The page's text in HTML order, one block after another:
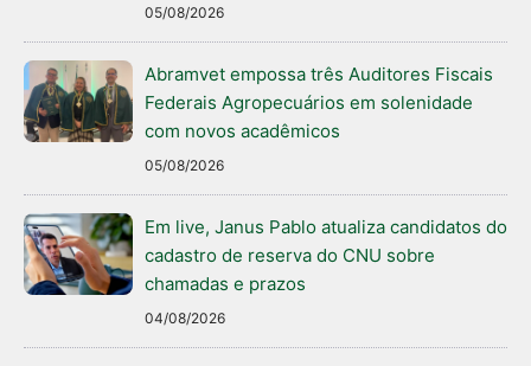
05/08/2026
Abramvet empossa três Auditores Fiscais
Federais Agropecuários em solenidade
com novos acadêmicos
05/08/2026
Em live, Janus Pablo atualiza candidatos do
cadastro de reserva do CNU sobre
chamadas e prazos
04/08/2026